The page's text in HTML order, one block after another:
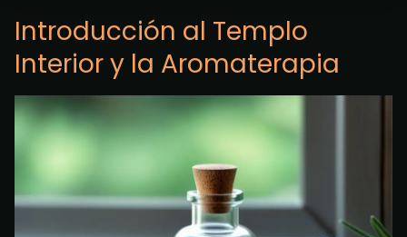
Introducción al Templo
Interior y la Aromaterapia